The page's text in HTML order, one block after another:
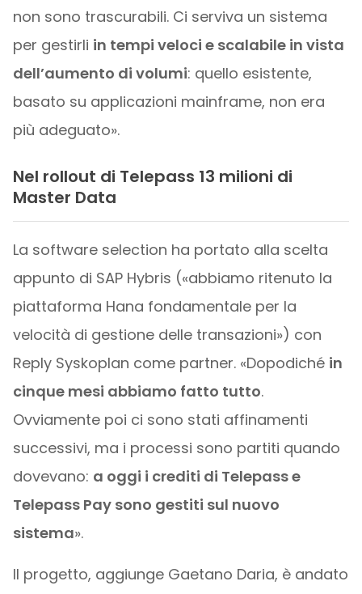
non sono trascurabili. Ci serviva un sistema
per gestirli in tempi veloci e scalabile in vista
dell’aumento di volumi: quello esistente,
basato su applicazioni mainframe, non era
più adeguato».
Nel rollout di Telepass 13 milioni di
Master Data
La software selection ha portato alla scelta
appunto di SAP Hybris («abbiamo ritenuto la
piattaforma Hana fondamentale per la
velocità di gestione delle transazioni») con
Reply Syskoplan come partner. «Dopodiché in
cinque mesi abbiamo fatto tutto.
Ovviamente poi ci sono stati affinamenti
successivi, ma i processi sono partiti quando
dovevano: a oggi i crediti di Telepass e
Telepass Pay sono gestiti sul nuovo
sistema».
Il progetto, aggiunge Gaetano Daria, è andato